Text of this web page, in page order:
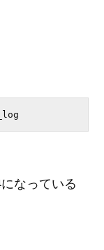
なっている